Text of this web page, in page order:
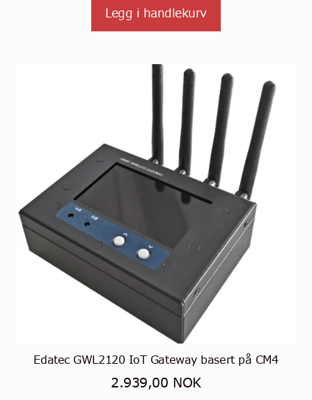
Legg i handlekurv
Edatec GWL2120 IoT Gateway basert på CM4
2.939,00 NOK